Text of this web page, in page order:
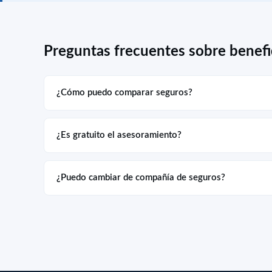
Preguntas frecuentes sobre
¿Cómo puedo comparar seguros?
¿Es gratuito el asesoramiento?
¿Puedo cambiar de compañía de seguros?